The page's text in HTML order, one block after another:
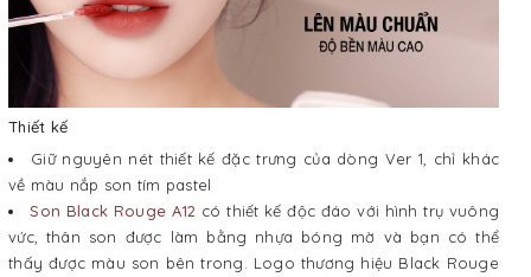
Thiết kế
Giữ nguyên nét thiết kế đặc trưng của dòng Ver 1, chỉ khác
về màu nắp son tím pastel
Son Black Rouge A12 có thiết kế độc đáo với hình trụ vuông
vức, thân son được làm bằng nhựa bóng mờ và bạn có thể
thấy được màu son bên trong. Logo thương hiệu Black Rouge